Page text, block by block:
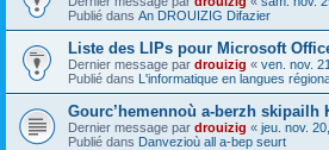
Publié dans An DROUIZIG Difazier
Liste des LIPs pour Microsoft
Dernier message par drouizig « ven. nov.
Publié dans L'informatique en langues
Gourc’hemennoù a-berzh skipailh
Dernier message par drouizig « jeu. nov.
Publié dans Danvezioù all a-bep seurt